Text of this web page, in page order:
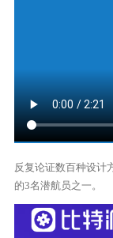
反复论证数百种设计
的3名潜航员之一。